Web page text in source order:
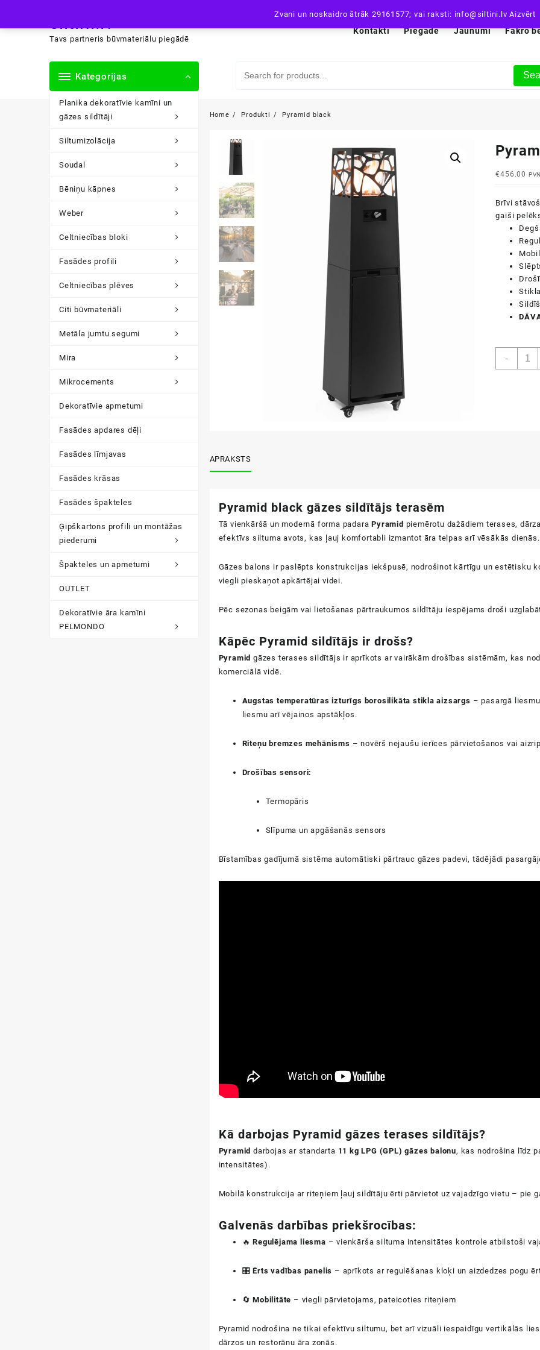
Zvani un noskaidro ātrāk 29161577; vai raksti: info@siltini.lvAizvērt
content
siltini.lv
Tavs partneris būvmateriālu piegādē
Kontakti Piegāde Jaunumi Fakro
Kategorijas
Planika dekoratīvie kamīni un
gāzes sildītāji
Siltumizolācija
Soudal
Bēniņu kāpnes
Weber
Celtniecības bloki
Fasādes profili
Celtniecības plēves
Citi būvmateriāli
Metāla jumtu segumi
Mira
Mikrocements
Dekoratīvie apmetumi
Fasādes apdares dēļi
Fasādes līmjavas
Fasādes krāsas
Fasādes špakteles
Ģipškartons profili un montāžas
piederumi
Špakteles un apmetumi
OUTLET
Dekoratīvie āra kamīni
PELMONDO
Home Produkti Pyramid black
€456.00
Brīvi
gaiši
-
APRAKSTS
Pyramid black gāzes sildītājs terasēm
Tā vienkāršā un modernā forma padaraPyramid piemērotu dažādiem terases,
efektīvs siltuma avots, kas ļauj komfortabli izmantot āra telpas arī vēsākās dienās.
Gāzes balons ir paslēpts konstrukcijas iekšpusē, nodrošinot kārtīgu un estētisku
viegli pieskaņot apkārtējai videi.
Pēc sezonas beigām vai lietošanas pārtraukumos sildītāju iespējams droši
Kāpēc Pyramid sildītājs ir drošs?
Pyramid gāzes terases sildītājs ir aprīkots ar vairākām drošības sistēmām, kas
komerciālā vidē.
Augstas temperatūras izturīgs borosilikāta stikla aizsargs – pasargā
liesmu arī vējainos apstākļos.
Riteņu bremzes mehānisms – novērš nejaušu ierīces pārvietošanos vai
Drošības sensori:
Termopāris
Slīpuma un apgāšanās sensors
Bīstamības gadījumā sistēma automātiski pārtrauc gāzes padevi, tādējādi
Kā darbojas Pyramid gāzes terases sildītājs?
Pyramid darbojas ar standarta 11 kg LPG (GPL) gāzes balonu, kas nodrošina līdz
intensitātes).
Mobilā konstrukcija ar riteņiem ļauj sildītāju ērti pārvietot uz vajadzīgo vietu – pie
Galvenās darbības priekšrocības:
🔥Regulējama liesma – vienkārša siltuma intensitātes kontrole atbilstoši
🎛️Ērts vadības panelis – aprīkots ar regulēšanas kloķi un aizdedzes pogu
🔄Mobilitāte – viegli pārvietojams, pateicoties riteņiem
Pyramid nodrošina ne tikai efektīvu siltumu, bet arī vizuāli iespaidīgu vertikālās
dārzos un restorānu āra zonās.